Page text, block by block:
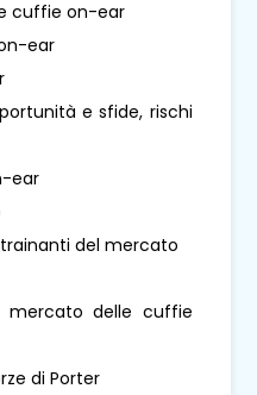
cuffie on-ear
ear
e sfide, rischi
ear
del mercato
mercato delle cuffie
di Porter